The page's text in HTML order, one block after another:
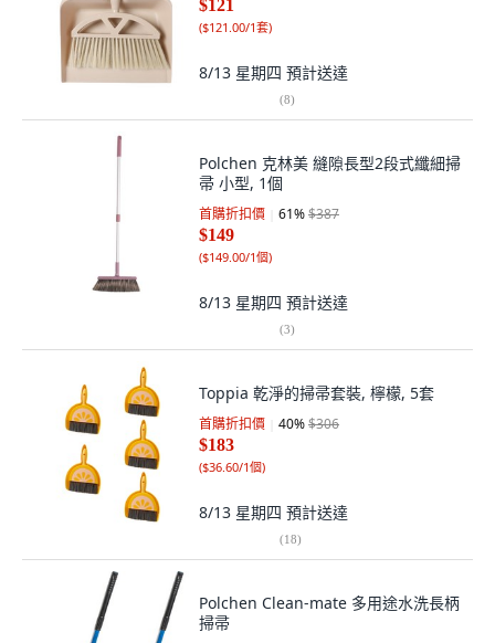
$121
($121.00/1套)
8/13 星期四 預計送達
(8)
Polchen 克林美 縫隙長型2段式纖細掃
帚 小型, 1個
首購折扣價 61%$387
$149
($149.00/1個)
8/13 星期四 預計送達
(3)
Toppia 乾淨的掃帚套裝, 檸檬, 5套
首購折扣價 40%$306
$183
($36.60/1個)
8/13 星期四 預計送達
(18)
Polchen Clean-mate 多用途水洗長柄
掃帚